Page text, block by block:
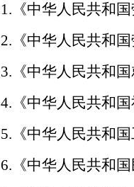
1. 《中华人民共和国
2. 《中华人民共和国
3. 《中华人民共和国
4. 《中华人民共和国
5. 《中华人民共和国
6. 《中华人民共和国